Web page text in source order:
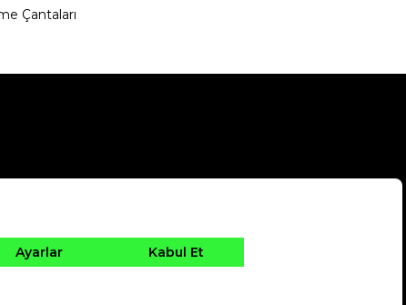
Çantaları